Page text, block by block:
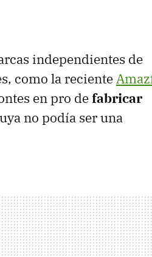
independientes de
como la reciente
en pro defabricar
no podía ser una